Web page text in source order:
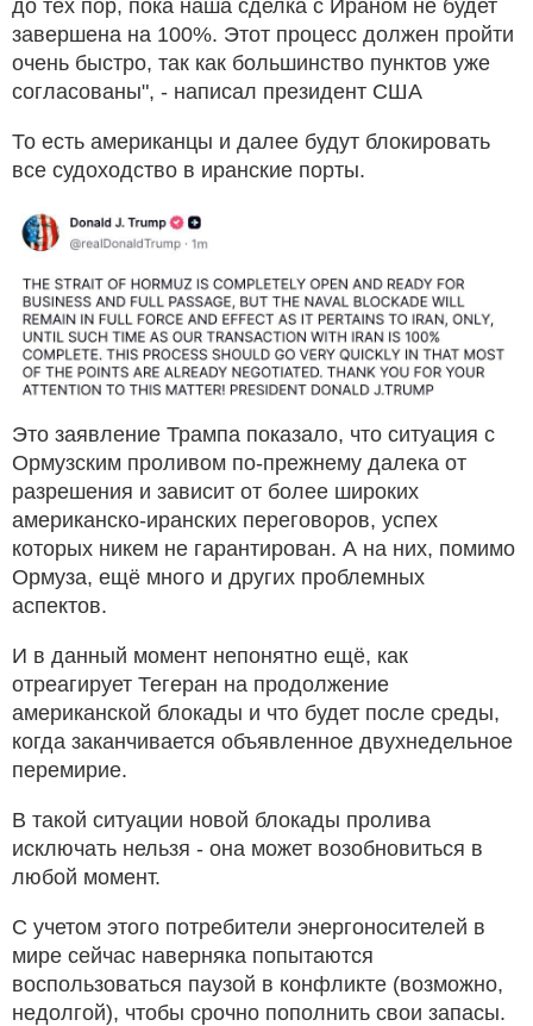
до тех пор, пока наша сделка с Ираном не будет
завершена на 100%. Этот процесс должен пройти
очень быстро, так как большинство пунктов уже
согласованы", - написал президент США
То есть американцы и далее будут блокировать
все судоходство в иранские порты.
Это заявление Трампа показало, что ситуация с
Ормузским проливом по-прежнему далека от
разрешения и зависит от более широких
американско-иранских переговоров, успех
которых никем не гарантирован. А на них, помимо
Ормуза, ещё много и других проблемных
аспектов.
И в данный момент непонятно ещё, как
отреагирует Тегеран на продолжение
американской блокады и что будет после среды,
когда заканчивается объявленное двухнедельное
перемирие.
В такой ситуации новой блокады пролива
исключать нельзя - она может возобновиться в
любой момент.
С учетом этого потребители энергоносителей в
мире сейчас наверняка попытаются
воспользоваться паузой в конфликте (возможно,
недолгой), чтобы срочно пополнить свои запасы.